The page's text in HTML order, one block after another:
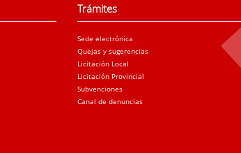
Trámites
Sede electrónica
Quejas y sugerencias
Licitación Local
Licitación Provincial
Subvenciones
Canal de denuncias